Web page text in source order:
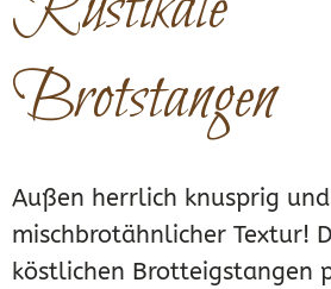
Brotstangen
Außen herrlich knusprig
mischbrotähnlicher Textur!
köstlichen Brotteigstangen